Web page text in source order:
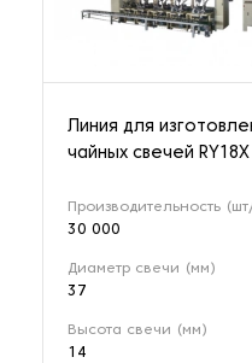
Линия для
чайных свечей RY18X
Производительность
30 000
Диаметр свечи (мм)
37
Высота свечи (мм)
14